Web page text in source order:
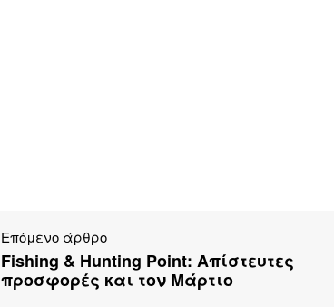
Επόμενο άρθρο
Fishing & Hunting Point: Απίστευτες
προσφορές και τον Μάρτιο